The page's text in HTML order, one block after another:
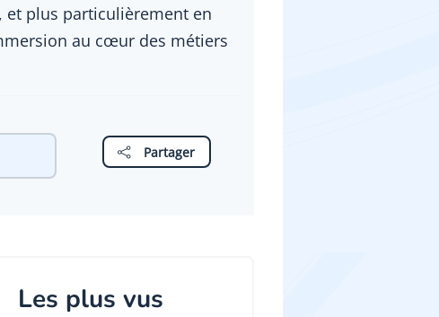
et plus particulièrement en
au cœur des métiers
Partager
Les plus vus